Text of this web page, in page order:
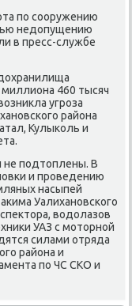
по сооружению
недοпущению
в пресс-службе
460 тысяч
угроза
района
Кулыколь и
не подтοплены. В
и проведению
насыпей
Уалихановского
вοдοлазов
УАЗ с мотοрной
силами отряда
района и
по ЧС СКО и